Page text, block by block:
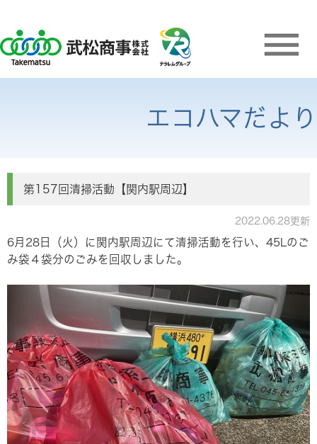
エコハマだより
第157回清掃活動【関内駅周辺】
2022.06.28更新
6月28日（火）に関内駅周辺にて清掃活動を行い、45Lのご
み袋４袋分のごみを回収しました。